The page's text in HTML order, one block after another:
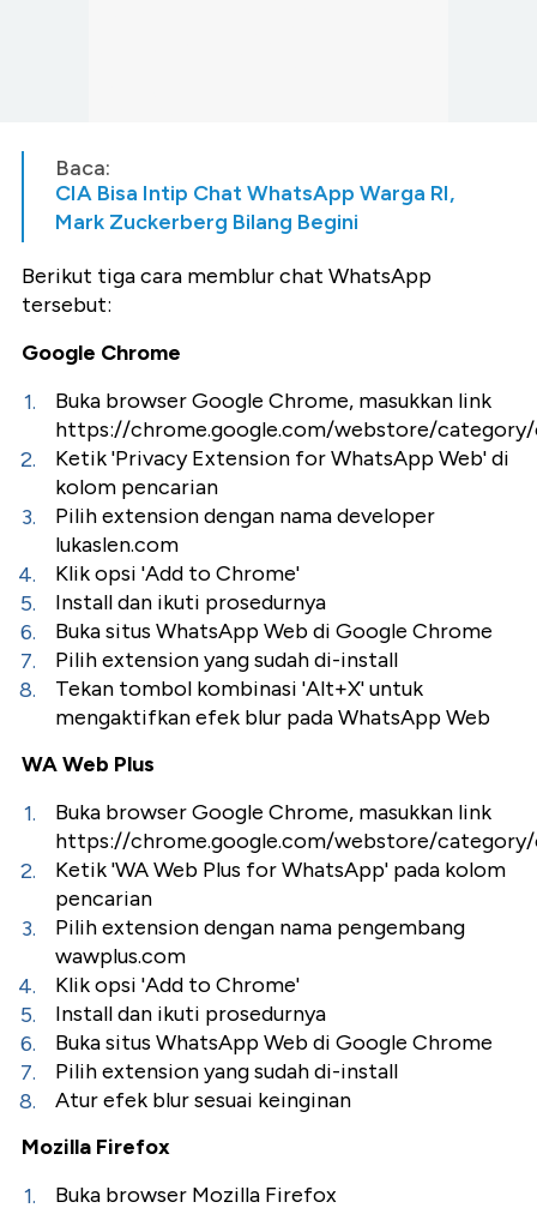
Baca:
CIA Bisa Intip Chat WhatsApp Warga RI,
Mark Zuckerberg Bilang Begini
Berikut tiga cara memblur chat WhatsApp
tersebut:
Google Chrome
Buka browser Google Chrome, masukkan link
https://chrome.google.com/webstore/
Ketik 'Privacy Extension for WhatsApp Web' di
kolom pencarian
Pilih extension dengan nama developer
lukaslen.com
Klik opsi 'Add to Chrome'
Install dan ikuti prosedurnya
Buka situs WhatsApp Web di Google Chrome
Pilih extension yang sudah di-install
Tekan tombol kombinasi 'Alt+X' untuk
mengaktifkan efek blur pada WhatsApp Web
WA Web Plus
Buka browser Google Chrome, masukkan link
https://chrome.google.com/webstore/
Ketik 'WA Web Plus for WhatsApp' pada kolom
pencarian
Pilih extension dengan nama pengembang
wawplus.com
Klik opsi 'Add to Chrome'
Install dan ikuti prosedurnya
Buka situs WhatsApp Web di Google Chrome
Pilih extension yang sudah di-install
Atur efek blur sesuai keinginan
Mozilla Firefox
Buka browser Mozilla Firefox